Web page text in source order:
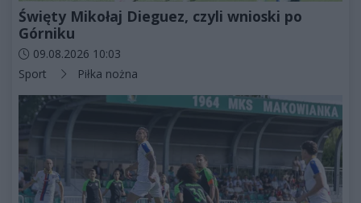
Święty Mikołaj Dieguez, czyli wnioski po
Górniku
Data dodania artykułu:
09.08.2026 10:03
Kategorie artykułu:
Sport Piłka nożna